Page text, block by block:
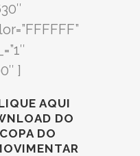
]
AQUI
DO
DO